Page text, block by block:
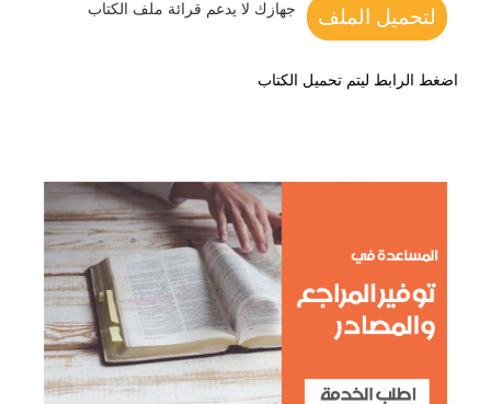
لتحميل الملف جهازك لا يدعم قرائة ملف الكتاب
اضغط الرابط ليتم تحميل الكتاب